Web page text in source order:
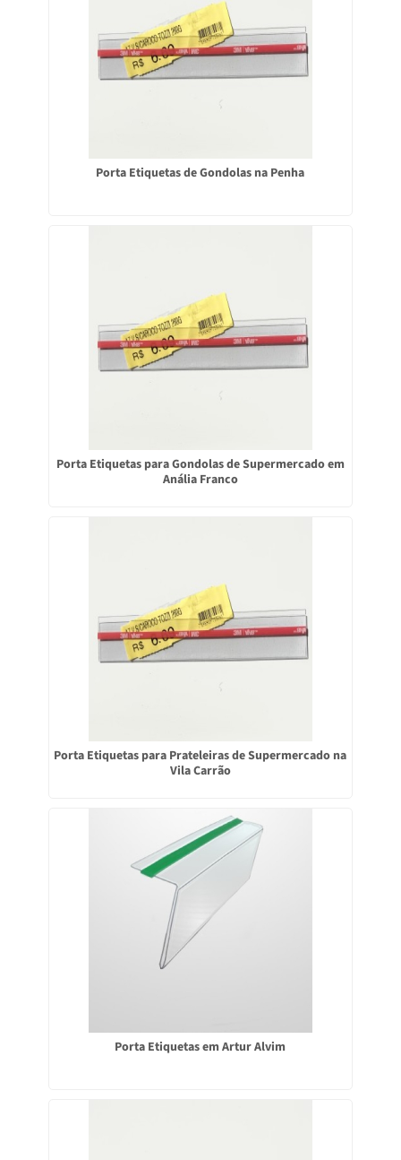
Porta Etiquetas de Gondolas na Penha
Porta Etiquetas para Gondolas de Supermercado em
Anália Franco
Porta Etiquetas para Prateleiras de Supermercado na
Vila Carrão
Porta Etiquetas em Artur Alvim